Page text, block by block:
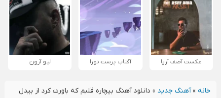
عکست آصف آریا آفتاب پرست نورا لیو آرون
خانه»آهنگ جدید » دانلود آهنگ بیچاره قلبم که باورت کرد از بیدل